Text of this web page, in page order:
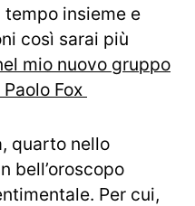
tempo insieme e
così sarai più
mio nuovo gruppo
Fox
quarto nello
bell’oroscopo
Per cui,